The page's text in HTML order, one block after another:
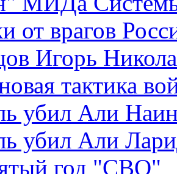
от врагов
Игорь
тактика
убил Али
убил Али
год "СВО"